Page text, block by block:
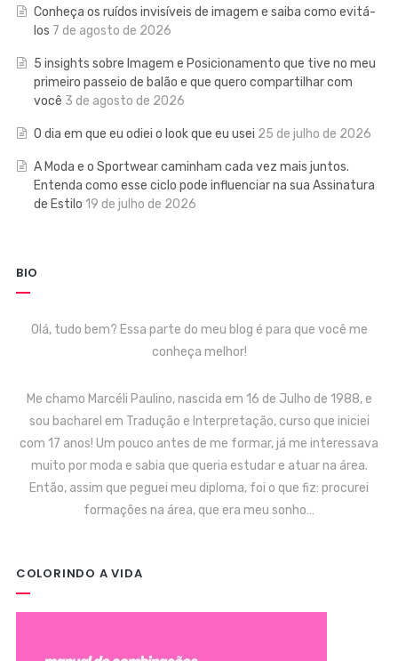
Conheça os ruídos invisíveis de imagem e saiba como evitá-
los 7 de agosto de 2026
5 insights sobre Imagem e Posicionamento que tive no meu
primeiro passeio de balão e que quero compartilhar com
você 3 de agosto de 2026
O dia em que eu odiei o look que eu usei 25 de julho de 2026
A Moda e o Sportwear caminham cada vez mais juntos.
Entenda como esse ciclo pode influenciar na sua Assinatura
de Estilo 19 de julho de 2026
BIO
Olá, tudo bem? Essa parte do meu blog é para que você me
conheça melhor!
Me chamo Marcéli Paulino, nascida em 16 de Julho de 1988, e
sou bacharel em Tradução e Interpretação, curso que iniciei
com 17 anos! Um pouco antes de me formar, já me interessava
muito por moda e sabia que queria estudar e atuar na área.
Então, assim que peguei meu diploma, foi o que fiz: procurei
formações na área, que era meu sonho…
COLORINDO A VIDA